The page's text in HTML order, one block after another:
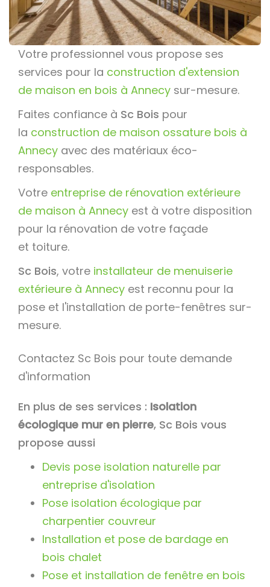
Votre professionnel vous propose ses
services pour la construction d'extension
de maison en bois à Annecy sur-mesure.
Faites confiance à Sc Bois pour
la construction de maison ossature bois à
Annecy avec des matériaux éco-
responsables.
Votre entreprise de rénovation extérieure
de maison à Annecy est à votre disposition
pour la rénovation de votre façade
et toiture.
Sc Bois, votre installateur de menuiserie
extérieure à Annecy est reconnu pour la
pose et l'installation de porte-fenêtres sur-
mesure.
Contactez Sc Bois pour toute demande
d'information
En plus de ses services : Isolation
écologique mur en pierre, Sc Bois vous
propose aussi
Devis pose isolation naturelle par
entreprise d'isolation
Pose isolation écologique par
charpentier couvreur
Installation et pose de bardage en
bois chalet
Pose et installation de fenêtre en bois